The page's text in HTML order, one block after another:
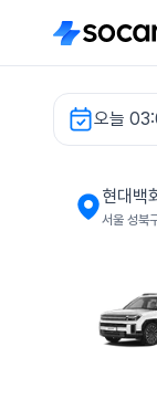
오늘
현대백화점 미아점 별
현대백
서울 성북